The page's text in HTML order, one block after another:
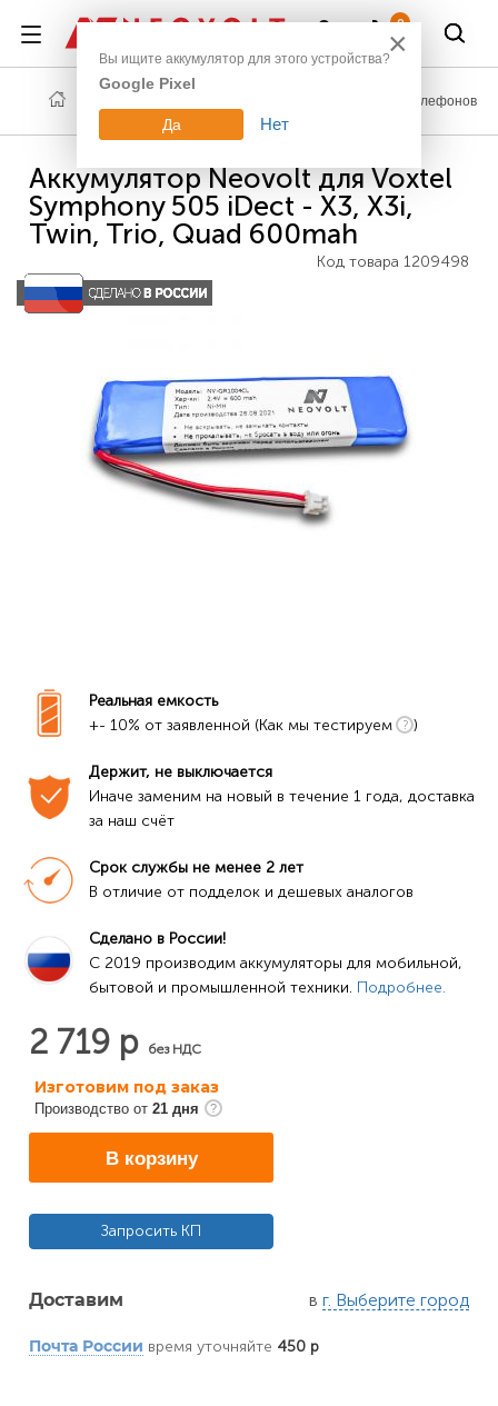
0
Аккумуляторы для радиотелефонов
Аккумулятор Neovolt для Voxtel
Symphony 505 iDect - X3, X3i,
Twin, Trio, Quad 600mah
Код товара 1209498
Реальная емкость
+- 10% от заявленной (Как мы тестируем
)
Держит, не выключается
Иначе заменим на новый в течение 1 года, доставка
за наш счёт
Срок службы не менее 2 лет
В отличие от подделок и дешевых аналогов
Сделано в России!
C 2019 производим аккумуляторы для мобильной,
бытовой и промышленной техники. Подробнее.
2 719 р без НДС
Изготовим под заказ
Производство от 21 дня
В корзину
Запросить КП
Доставим в г. Выберите город
Почта России время уточняйте 450 р
×
Вы ищите аккумулятор для этого устройства?
Google Pixel
Да Нет